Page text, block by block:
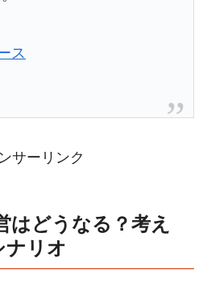
ス
サーリンク
はどうなる？考え
ナリオ